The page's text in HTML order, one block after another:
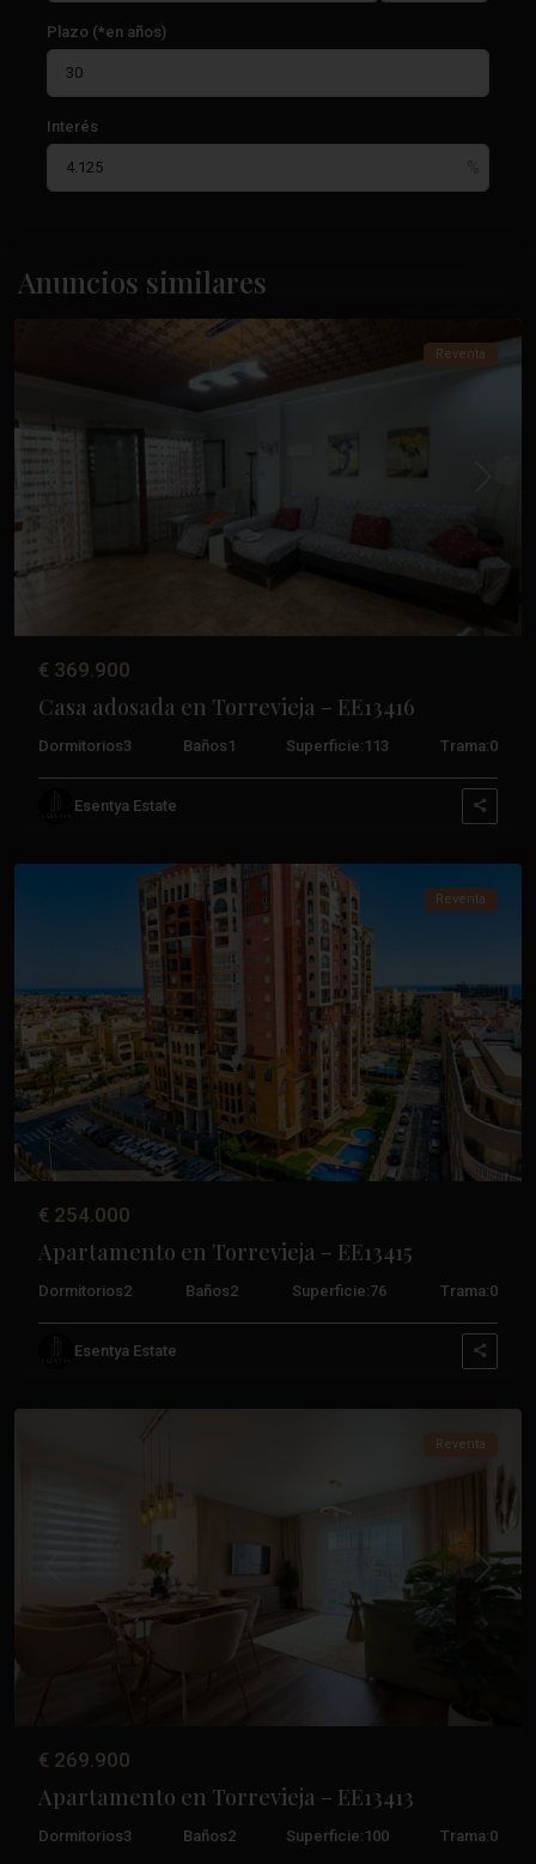
Plazo (*en años)
Interés
Anuncios similares
Acequión,
Torrevieja
Reventa
€ 369.900
Casa adosada en Torrevieja – EE13416
Dormitorios3 Baños 1 Superficie: 113 Trama:0
Esentya Estate
Frutales,
Anterior
Reventa
€ 254.000
Apartamento en Torrevieja – EE13415
Dormitorios2 Baños2 Superficie:76 Trama:0
Esentya Estate
Torrevieja,
Reventa
€ 269.900
Apartamento en Torrevieja – EE13413
Dormitorios3 Baños2 Superficie: 100 Trama:0